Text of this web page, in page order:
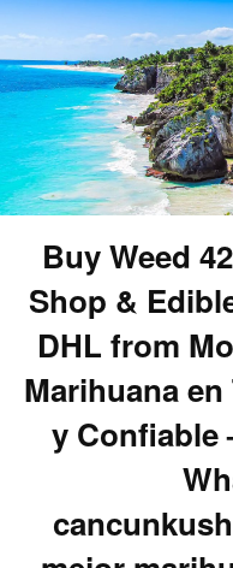
Buy Weed
Shop &
DHL from
Marihuana
y Confiable